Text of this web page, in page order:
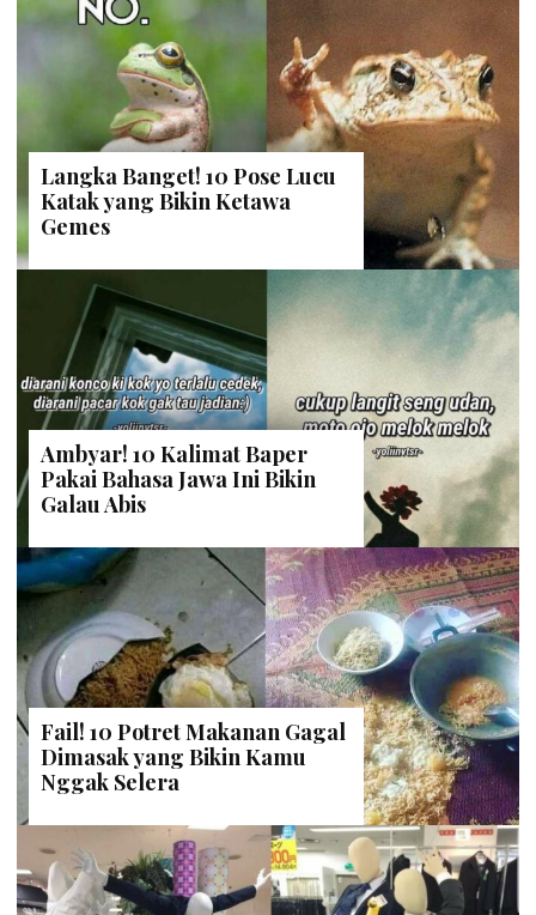
Langka Banget! 10 Pose Lucu
Katak yang Bikin Ketawa
Gemes
Ambyar! 10 Kalimat Baper
Pakai Bahasa Jawa Ini Bikin
Galau Abis
Fail! 10 Potret Makanan Gagal
Dimasak yang Bikin Kamu
Nggak Selera